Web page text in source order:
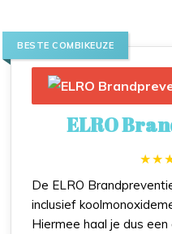
BESTE COMBIKEUZE
ELRO
De ELRO
inclusief
Hiermee haal je dus